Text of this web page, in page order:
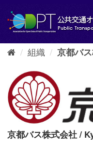
し
組織 京都バ
京都バス株式会社 /